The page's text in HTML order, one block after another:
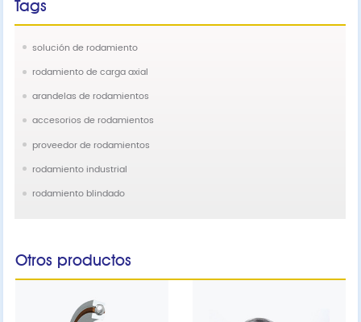
Tags
solución de rodamiento
rodamiento de carga axial
arandelas de rodamientos
accesorios de rodamientos
proveedor de rodamientos
rodamiento industrial
rodamiento blindado
Otros productos